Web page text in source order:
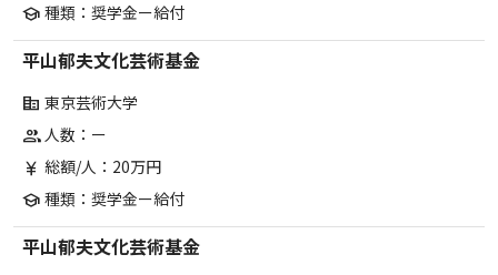
school 種類：奨学金ー給付
平山郁夫文化芸術基金
corporate_fare 東京芸術大学
group人数：ー
currency_yen 総額/人：20万円
school 種類：奨学金ー給付
平山郁夫文化芸術基金